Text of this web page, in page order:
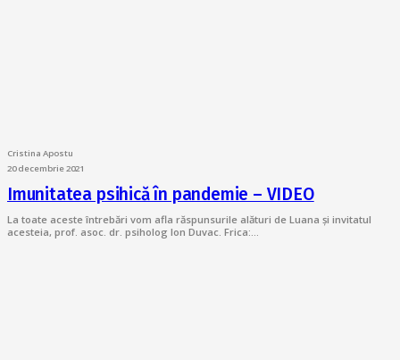
Cristina Apostu
20 decembrie 2021
Imunitatea psihică în pandemie – VIDEO
La toate aceste întrebări vom afla răspunsurile alături de Luana și invitatul
acesteia, prof. asoc. dr. psiholog Ion Duvac. Frica:…